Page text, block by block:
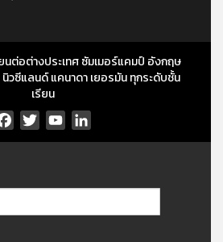
นต่อต่างประเทศ ซัมเมอร์แคมป์ อังกฤษ
วซีแลนด์ แคนาดา เยอรมัน ทุกระดับชั้น
เรียน
Facebook
TwitterYouTubeLinkedIn